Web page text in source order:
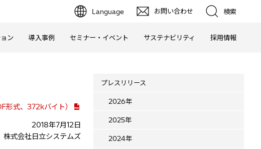
Language お問い合わせ 検索
ン 導入事例 セミナー・イベント サステナビリティ 採用情報
形式、372kバイト）
2018年7月12日
株式会社日立システムズ
プレスリリース
2026年
2025年
2024年